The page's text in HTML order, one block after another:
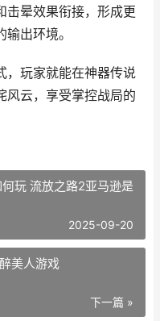
击晕效果衔接，形成更
出环境。
，玩家就能在神器传说
风云，享受掌控战局的
玩 流放之路2亚马逊是
2025-09-20
《醉美人》转游活动主题</div> 醉美人游戏
下一篇 »